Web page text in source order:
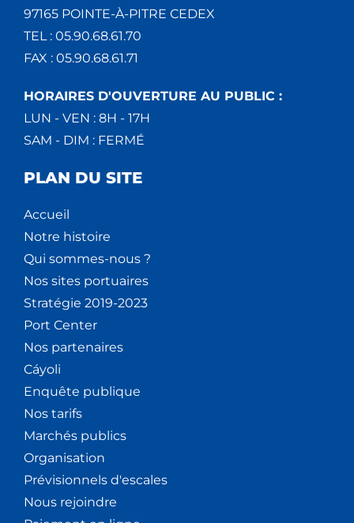
97165 POINTE-À-PITRE CEDEX
TEL : 05.90.68.61.70
FAX : 05.90.68.61.71
HORAIRES D'OUVERTURE AU PUBLIC :
LUN - VEN : 8H - 17H
SAM - DIM : FERMÉ
PLAN DU SITE
Accueil
Notre histoire
Qui sommes-nous ?
Nos sites portuaires
Stratégie 2019-2023
Port Center
Nos partenaires
Cáyoli
Enquête publique
Nos tarifs
Marchés publics
Organisation
Prévisionnels d'escales
Nous rejoindre